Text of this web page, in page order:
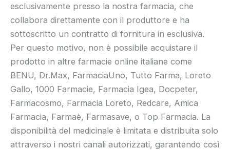
esclusivamente presso la nostra farmacia, che
collabora direttamente con il produttore e ha
sottoscritto un contratto di fornitura in esclusiva.
Per questo motivo, non è possibile acquistare il
prodotto in altre farmacie online italiane come
BENU, Dr.Max, FarmaciaUno, Tutto Farma, Loreto
Gallo, 1000 Farmacie, Farmacia Igea, Docpeter,
Farmacosmo, Farmacia Loreto, Redcare, Amica
Farmacia, Farmaè, Farmasave, o Top Farmacia. La
disponibilità del medicinale è limitata e distribuita solo
attraverso i nostri canali autorizzati, garantendo così